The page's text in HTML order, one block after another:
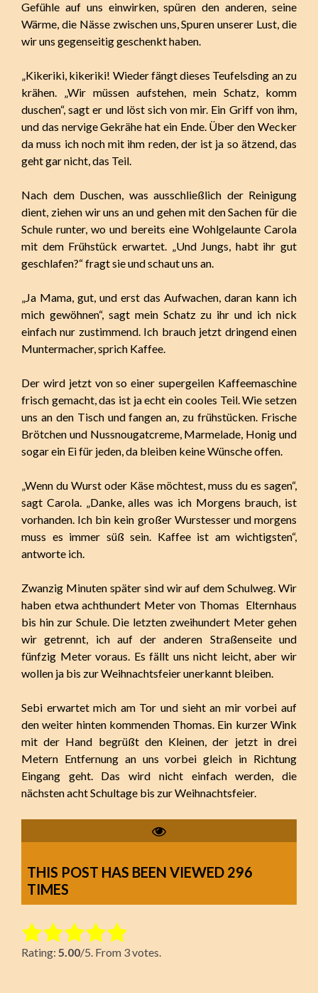
Gefühle auf uns einwirken, spüren den anderen, seine
Wärme, die Nässe zwischen uns, Spuren unserer Lust, die
wir uns gegenseitig geschenkt haben.
„Kikeriki, kikeriki! Wieder fängt dieses Teufelsding an zu
krähen. „Wir müssen aufstehen, mein Schatz, komm
duschen“, sagt er und löst sich von mir. Ein Griff von ihm,
und das nervige Gekrähe hat ein Ende. Über den Wecker
da muss ich noch mit ihm reden, der ist ja so ätzend, das
geht gar nicht, das Teil.
Nach dem Duschen, was ausschließlich der Reinigung
dient, ziehen wir uns an und gehen mit den Sachen für die
Schule runter, wo und bereits eine Wohlgelaunte Carola
mit dem Frühstück erwartet. „Und Jungs, habt ihr gut
geschlafen?“ fragt sie und schaut uns an.
„Ja Mama, gut, und erst das Aufwachen, daran kann ich
mich gewöhnen“, sagt mein Schatz zu ihr und ich nick
einfach nur zustimmend. Ich brauch jetzt dringend einen
Muntermacher, sprich Kaffee.
Der wird jetzt von so einer supergeilen Kaffeemaschine
frisch gemacht, das ist ja echt ein cooles Teil. Wie setzen
uns an den Tisch und fangen an, zu frühstücken. Frische
Brötchen und Nussnougatcreme, Marmelade, Honig und
sogar ein Ei für jeden, da bleiben keine Wünsche offen.
„Wenn du Wurst oder Käse möchtest, muss du es sagen“,
sagt Carola. „Danke, alles was ich Morgens brauch, ist
vorhanden. Ich bin kein großer Wurstesser und morgens
muss es immer süß sein. Kaffee ist am wichtigsten“,
antworte ich.
Zwanzig Minuten später sind wir auf dem Schulweg. Wir
haben etwa achthundert Meter von Thomas Elternhaus
bis hin zur Schule. Die letzten zweihundert Meter gehen
wir getrennt, ich auf der anderen Straßenseite und
fünfzig Meter voraus. Es fällt uns nicht leicht, aber wir
wollen ja bis zur Weihnachtsfeier unerkannt bleiben.
Sebi erwartet mich am Tor und sieht an mir vorbei auf
den weiter hinten kommenden Thomas. Ein kurzer Wink
mit der Hand begrüßt den Kleinen, der jetzt in drei
Metern Entfernung an uns vorbei gleich in Richtung
Eingang geht. Das wird nicht einfach werden, die
nächsten acht Schultage bis zur Weihnachtsfeier.
THIS POST HAS BEEN VIEWED 296
TIMES
Rate this item:
Submit Rating
Rating: 5.00/5. From 3 votes.